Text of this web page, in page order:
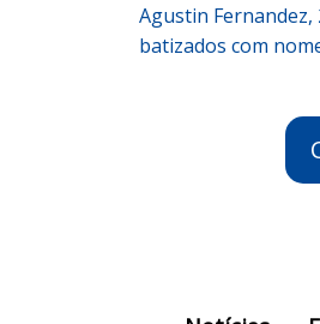
Agustin
batizados com